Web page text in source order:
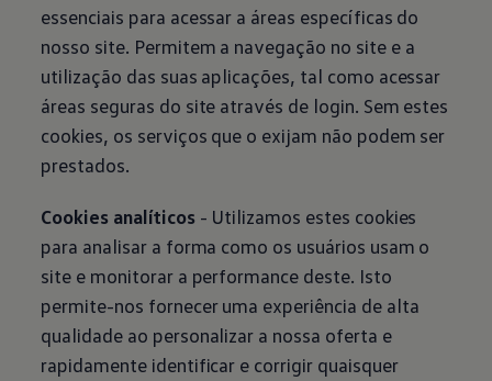
essenciais para acessar a áreas específicas do
nosso site. Permitem a navegação no site e a
utilização das suas aplicações, tal como acessar
áreas seguras do site através de login. Sem estes
cookies, os serviços que o exijam não podem ser
prestados.
Cookies analíticos - Utilizamos estes cookies
para analisar a forma como os usuários usam o
site e monitorar a performance deste. Isto
permite-nos fornecer uma experiência de alta
qualidade ao personalizar a nossa oferta e
rapidamente identificar e corrigir quaisquer